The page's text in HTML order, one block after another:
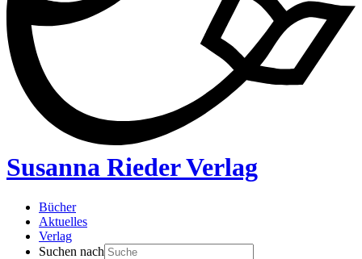
Susanna Rieder Verlag
Bücher
Aktuelles
Verlag
Suchen nach